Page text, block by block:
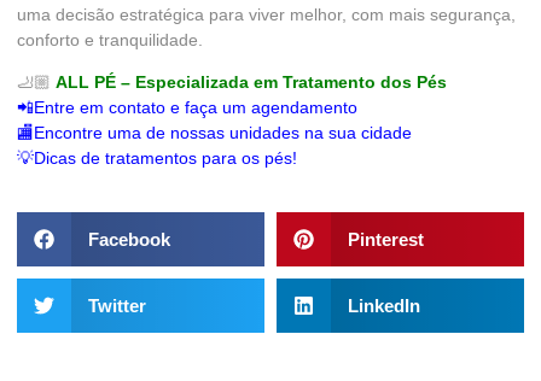
uma decisão estratégica para viver melhor, com mais segurança,
conforto e tranquilidade.
🦶🏼 ALL PÉ – Especializada em Tratamento dos Pés
📲Entre em contato e faça um agendamento
🏬Encontre uma de nossas unidades na sua cidade
💡Dicas de tratamentos para os pés!
Facebook Pinterest
Twitter LinkedIn